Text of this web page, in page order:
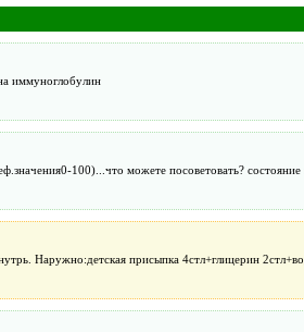
иммуноглобулин
100)...что можете посоветовать?
Наружно:детская присыпка 4стл+глицерин